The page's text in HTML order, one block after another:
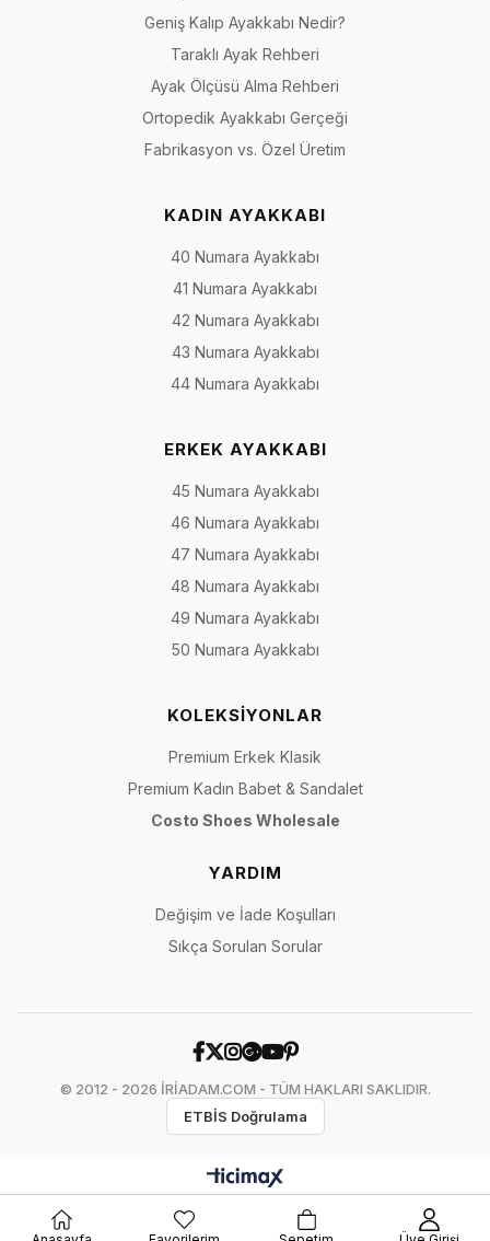
Geniş Kalıp Ayakkabı Nedir?
Taraklı Ayak Rehberi
Ayak Ölçüsü Alma Rehberi
Ortopedik Ayakkabı Gerçeği
Fabrikasyon vs. Özel Üretim
KADIN AYAKKABI
40 Numara Ayakkabı
41 Numara Ayakkabı
42 Numara Ayakkabı
43 Numara Ayakkabı
44 Numara Ayakkabı
ERKEK AYAKKABI
45 Numara Ayakkabı
46 Numara Ayakkabı
47 Numara Ayakkabı
48 Numara Ayakkabı
49 Numara Ayakkabı
50 Numara Ayakkabı
KOLEKSİYONLAR
Premium Erkek Klasik
Premium Kadın Babet & Sandalet
Costo Shoes Wholesale
YARDIM
Değişim ve İade Koşulları
Sıkça Sorulan Sorular
© 2012 - 2026 İRİADAM.COM - TÜM HAKLARI SAKLIDIR.
ETBİS Doğrulama